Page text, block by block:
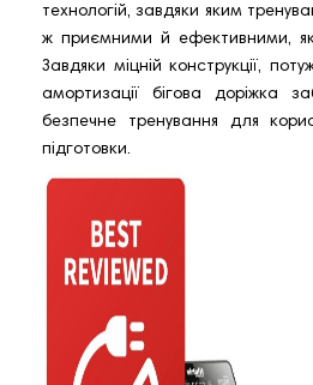
технологій, завдяки яким
ж приємними й ефективними, як
Завдяки міцній конструкції,
амортизації бігова доріжка
безпечне тренування для
підготовки.